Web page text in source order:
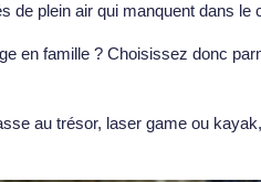
de plein air qui manquent dans le
en famille ? Choisissez donc
au trésor, laser game ou